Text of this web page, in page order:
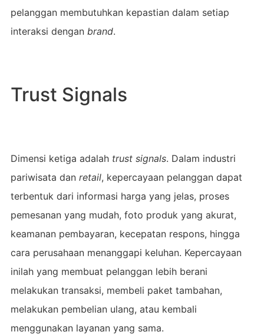
pelanggan membutuhkan kepastian dalam setiap
interaksi dengan brand.
Trust Signals
Dimensi ketiga adalah trust signals. Dalam industri
pariwisata dan retail, kepercayaan pelanggan dapat
terbentuk dari informasi harga yang jelas, proses
pemesanan yang mudah, foto produk yang akurat,
keamanan pembayaran, kecepatan respons, hingga
cara perusahaan menanggapi keluhan. Kepercayaan
inilah yang membuat pelanggan lebih berani
melakukan transaksi, membeli paket tambahan,
melakukan pembelian ulang, atau kembali
menggunakan layanan yang sama.